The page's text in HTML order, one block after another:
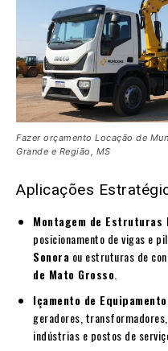
Fazer orçamento Locação de
Grande e Região, MS
Aplicações
Montagem de Estruturas
posicionamento de vigas e
Sonora ou estruturas de
de Mato Grosso
Içamento de
geradores,
indústrias e postos de